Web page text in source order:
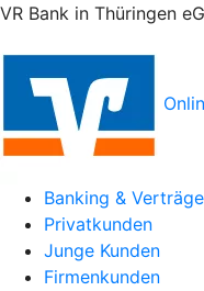
VR Bank in Thüringen eG
Banking & Verträge
Privatkunden
Junge Kunden
Firmenkunden